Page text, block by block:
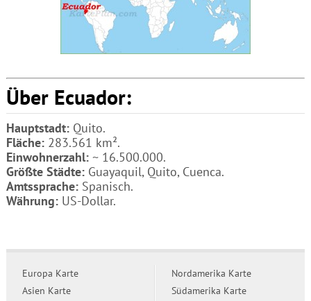
Über Ecuador:
Hauptstadt:Quito.
Fläche:283.561 km².
Einwohnerzahl:~ 16.500.000.
Größte Städte:Guayaquil, Quito, Cuenca.
Amtssprache:Spanisch.
Währung:US-Dollar.
Europa Karte
Asien Karte
Nordamerika Karte
Südamerika Karte